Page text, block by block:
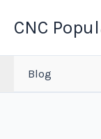
CNC
Blog